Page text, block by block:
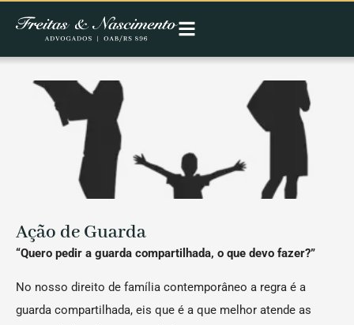
Ação de Guarda
“Quero pedir a guarda compartilhada, o que devo fazer?”
No nosso direito de família contemporâneo a regra é a
guarda compartilhada, eis que é a que melhor atende as